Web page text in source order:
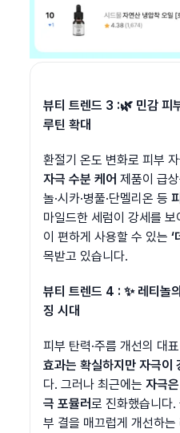
뷰티 트렌드 3 :🌿 민감 피
루틴 확대
환절기 온도 변화로 피부
자극 수분 케어 제품이 급
놀·시카·병풀·단멜리온 등
마일드한 세럼이 강세를
이 편하게 사용할 수 있는 ‘
목받고 있습니다.
뷰티 트렌드 4 : ✨ 레티놀
징 시대
피부 탄력·주름 개선의 대
효과는 확실하지만 자극이
다. 그러나 최근에는 자극
극 포뮬러로 진화했습니다.